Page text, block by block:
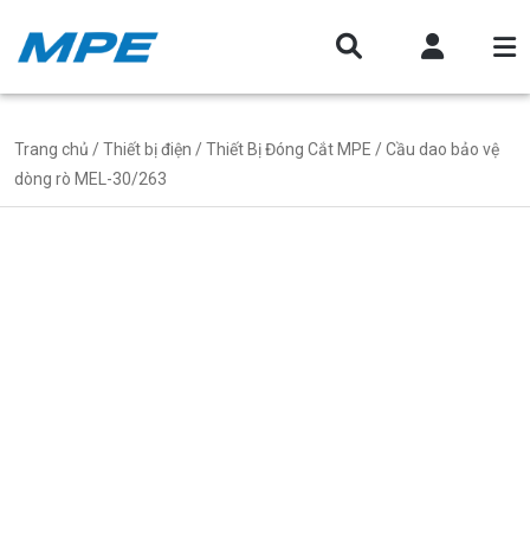
Trang chủ /Thiết bị điện /Thiết Bị Đóng Cắt MPE / Cầu dao bảo vệ
dòng rò MEL-30/263